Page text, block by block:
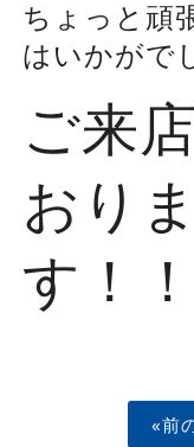
ちょっと頑
はいかがで
ご来
おりま
す！
«前